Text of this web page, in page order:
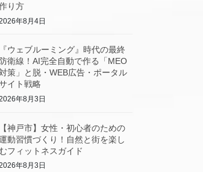
り方
年8月4日
『ウェブルーミング』時代の最終
防衛線！AI完全自動で作る「MEO
策」と脱・WEB広告・ポータル
イト戦略
年8月3日
【神戸市】女性・初心者のための
動習慣づくり！自然と街を楽し
フィットネスガイド
年8月3日